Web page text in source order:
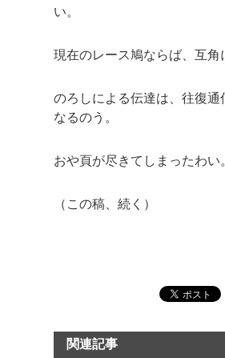
い。
現在のレース鳩ならば、互角
のろしによる伝達は、往復
なるのう。
おや頁が尽きてしまったわい
（この稿、続く）
関連記事